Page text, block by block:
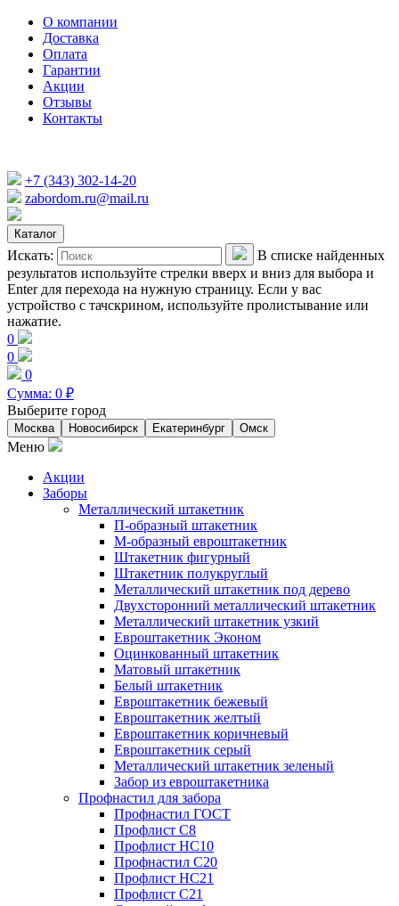
О компании
Доставка
Оплата
Гарантии
Акции
Отзывы
Контакты
+7 (343) 302-14-20
zabordom.ru@mail.ru
Каталог
Искать:
В списке найденных
результатов используйте стрелки вверх и вниз для выбора и
Enter для перехода на нужную страницу. Если у вас
устройство с тачскрином, используйте пролистывание или
нажатие.
0
0
0
Сумма: 0 ₽
Выберите город
Москва Новосибирск Екатеринбург Омск
Меню
Акции
Заборы
Металлический штакетник
П-образный штакетник
М-образный евроштакетник
Штакетник фигурный
Штакетник полукруглый
Металлический штакетник под дерево
Двухсторонний металлический штакетник
Металлический штакетник узкий
Евроштакетник Эконом
Оцинкованный штакетник
Матовый штакетник
Белый штакетник
Евроштакетник бежевый
Евроштакетник желтый
Евроштакетник коричневый
Евроштакетник серый
Металлический штакетник зеленый
Забор из евроштакетника
Профнастил для забора
Профнастил ГОСТ
Профлист С8
Профлист НС10
Профнастил С20
Профлист НС21
Профлист С21